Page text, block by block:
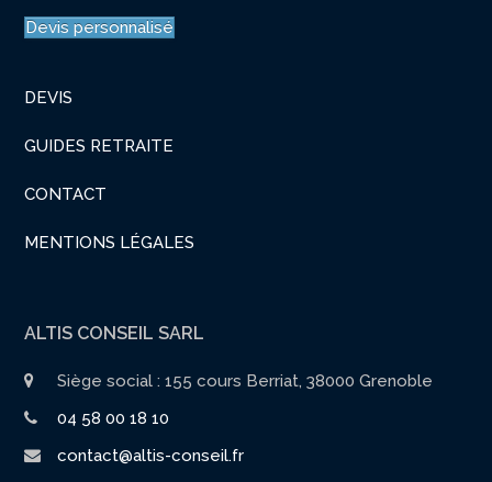
Devis personnalisé
DEVIS
GUIDES RETRAITE
CONTACT
MENTIONS LÉGALES
ALTIS CONSEIL SARL
Siège social : 155 cours Berriat, 38000 Grenoble
04 58 00 18 10
contact@altis-conseil.fr